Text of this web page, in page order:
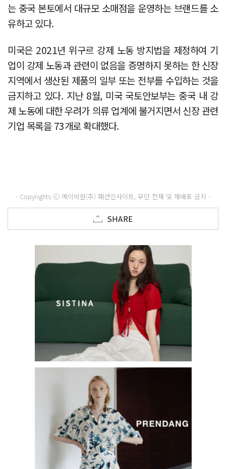
는 중국 본토에서 대규모 소매점을 운영하는 브랜드를 소
유하고 있다.
미국은 2021년 위구르 강제 노동 방지법을 제정하여 기
업이 강제 노동과 관련이 없음을 증명하지 못하는 한 신장
지역에서 생산된 제품의 일부 또는 전부를 수입하는 것을
금지하고 있다. 지난 8월, 미국 국토안보부는 중국 내 강
제 노동에 대한 우려가 의류 업계에 불거지면서 신장 관련
기업 목록을 73개로 확대했다.
- Copyrights ⓒ 메이비원(주) 패션인사이트, 무단 전재 및 재배포 금지 -
SHARE